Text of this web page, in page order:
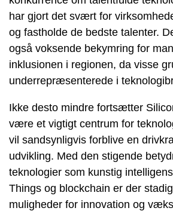
har gjort det svært for
og fastholde de bedste talenter.
også voksende bekymring for
inklusionen i regionen, da visse
underrepræsenterede i
Ikke desto mindre fortsætter
være et vigtigt centrum for
vil sandsynligvis forblive en
udvikling. Med den stigende
teknologier som kunstig
Things og blockchain er der
muligheder for innovation og